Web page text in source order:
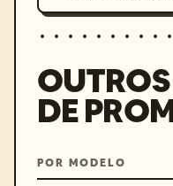
DE
POR MODELO